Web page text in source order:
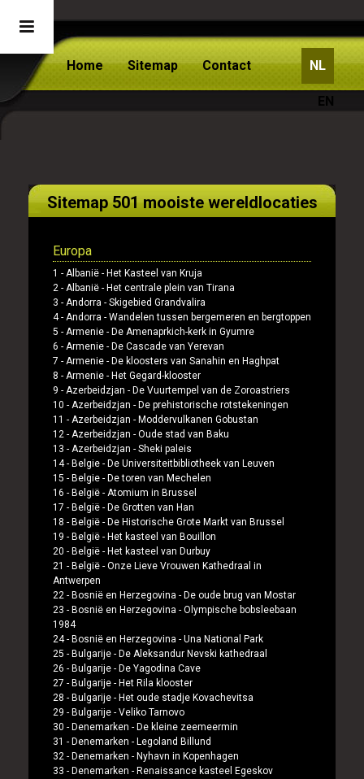
Home Sitemap Contact NL
EN
Sitemap 501 mooiste wereldlocaties
Europa
1 - Albanië - Het Kasteel van Kruja
2 - Albanië - Het centrale plein van Tirana
3 - Andorra - Skigebied Grandvalira
4 - Andorra - Wandelen tussen bergemeren en bergtoppen
5 - Armenie - De Amenaprkich-kerk in Gyumre
6 - Armenie - De Cascade van Yerevan
7 - Armenie - De kloosters van Sanahin en Haghpat
8 - Armenie - Het Gegard-klooster
9 - Azerbeidzjan - De Vuurtempel van de Zoroastriers
10 - Azerbeidzjan - De prehistorische rotstekeningen
11 - Azerbeidzjan - Moddervulkanen Gobustan
12 - Azerbeidzjan - Oude stad van Baku
13 - Azerbeidzjan - Sheki paleis
14 - Belgie - De Universiteitbibliotheek van Leuven
15 - Belgie - De toren van Mechelen
16 - België - Atomium in Brussel
17 - België - De Grotten van Han
18 - België - De Historische Grote Markt van Brussel
19 - België - Het kasteel van Bouillon
20 - België - Het kasteel van Durbuy
21 - België - Onze Lieve Vrouwen Kathedraal in
Antwerpen
22 - Bosnië en Herzegovina - De oude brug van Mostar
23 - Bosnië en Herzegovina - Olympische bobsleebaan
1984
24 - Bosnië en Herzegovina - Una National Park
25 - Bulgarije - De Aleksandur Nevski kathedraal
26 - Bulgarije - De Yagodina Cave
27 - Bulgarije - Het Rila klooster
28 - Bulgarije - Het oude stadje Kovachevitsa
29 - Bulgarije - Veliko Tarnovo
30 - Denemarken - De kleine zeemeermin
31 - Denemarken - Legoland Billund
32 - Denemarken - Nyhavn in Kopenhagen
33 - Denemarken - Renaissance kasteel Egeskov